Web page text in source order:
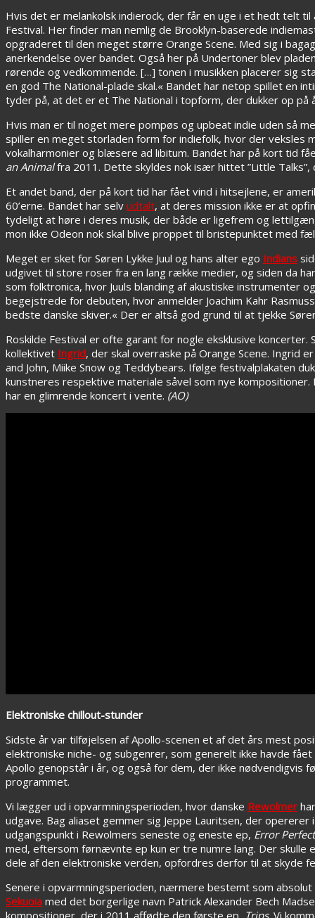
Hvis det er melankolsk indierock, der får en uge i et hedt telt
Festival. Her finder man nemlig de Brooklyn-baserede
opgraderet til den meget større Orange Scene. Med sig i
anerkendelse over bandet. Også her på Undertoner blev
rørende og vedkommende. […] tonen i musikken placerer sig
en god The National-plade skal.« Bandet har netop spillet en
tyder på, at det er et The National i topform, der dukker op på
Hvis man er til noget mere pompøs og upbeat indie uden så
spiller en meget storladen form for indiefolk, hvor der veksles
vokalharmonier og blæsere ad libitum. Bandet har på kort tid
an Animalfra 2011. Dette skyldes nok især hittet ”Little
Et andet band, der på kort tid har fået vind i hitsejlene, er
60’erne. Bandet har selv udtalt, at deres mission ikke er at
tydeligt at høre i deres musik, der både er ligefrem og
mon ikke Odeon nok skal blive proppet til bristepunktet med
Meget er sket for Søren Lykke Juul og hans alter ego Indians
udgivet til store roser fra en lang række medier, og siden da
som folktronica, hvor Juuls blanding af akustiske
begejstrede for debuten, hvor anmelder Joachim Kahr
bedste danske skiver.« Der er altså god grund til at tjekke
Roskilde Festival er ofte garant for nogle eksklusive
kollektivet Ingrid, der skal overraske på Orange Scene. Ingrid
and John, Miike Snow og Teddybears. Ifølge festivalplakaten
kunstneres respektive materiale såvel som nye kompositioner.
har en glimrende koncert i vente. (AO)
Elektroniske chillout-stunder
Sidste år var tilføjelsen af Apollo-scenen et af det års mest
elektroniske niche- og subgenrer, som generelt ikke havde
Apollo genopstår i år, og også for dem, der ikke
programmet.
Vi lægger ud i opvarmningsperioden, hvor danske Rewolmer
udgave. Bag aliaset gemmer sig Jeppe Lauritsen, der
udgangspunkt i Rewolmers seneste og eneste ep, Error Perfect
med, eftersom førnævnte ep kun er tre numre lang. Der
dele af den elektroniske verden, opfordres derfor til at skyde
Senere i opvarmningsperioden, nærmere bestemt som
Sekuoia med det borgerlige navn Patrick Alexander Bech
kompositioner, der i 2011 affødte den første ep, Trips. Vi